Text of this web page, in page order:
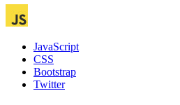
JavaScript
CSS
Bootstrap
Twitter